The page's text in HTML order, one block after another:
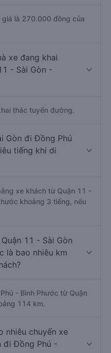
giá là 270.000 đồng của
xe đang khai
- Sài Gòn -
thác tuyến đường.
Gòn đi Đồng Phú
tiếng khi di
xe khách từ Quận 11 -
khoảng 3 tiếng, nếu
11 - Sài Gòn
là bao nhiêu km
- Bình Phước từ Quận
114 km.
nhiêu chuyến xe
đi Đồng Phú -